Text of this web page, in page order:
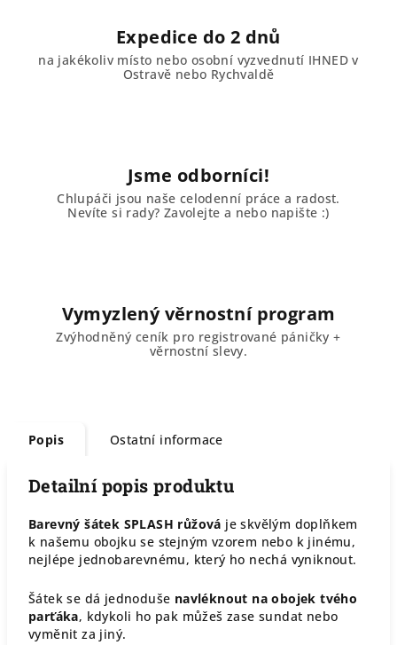
Expedice do 2 dnů
na jakékoliv místo nebo osobní vyzvednutí IHNED v
Ostravě nebo Rychvaldě
Jsme odborníci!
Chlupáči jsou naše celodenní práce a radost.
Nevíte si rady? Zavolejte a nebo napište :)
Vymyzlený věrnostní program
Zvýhodněný ceník pro registrované páničky +
věrnostní slevy.
Popis Ostatní informace
Detailní popis produktu
Barevný šátek SPLASH růžová je skvělým doplňkem
k našemu obojku se stejným vzorem nebo k jinému,
nejlépe jednobarevnému, který ho nechá vyniknout.
Šátek se dá jednoduše navléknout na obojek tvého
parťáka, kdykoli ho pak můžeš zase sundat nebo
vyměnit za jiný.